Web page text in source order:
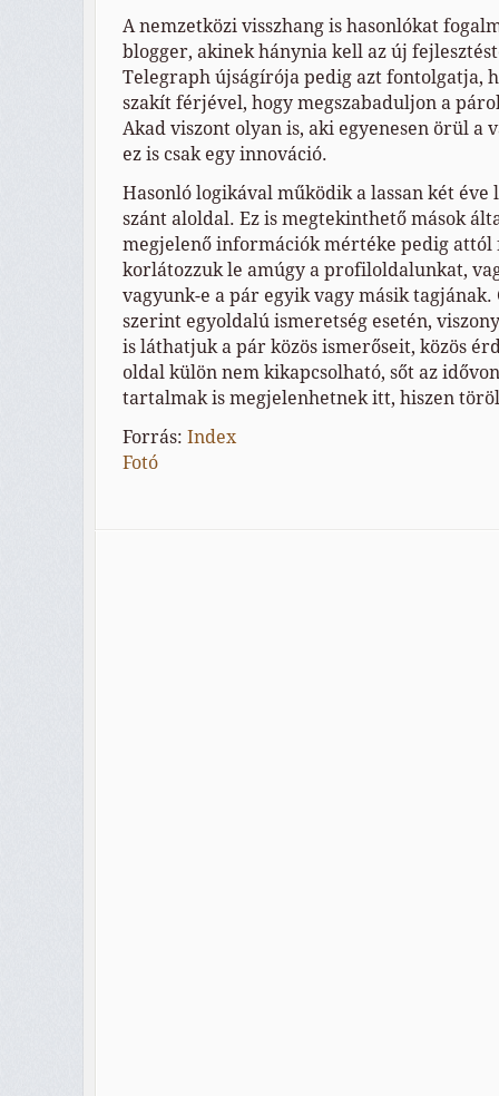
A nemzetközi visszhang is hasonlókat
blogger, akinek hánynia kell az új
Telegraph újságírója pedig azt fontolgatja,
szakít férjével, hogy megszabaduljon a
Akad viszont olyan is, aki egyenesen örül a
ez is csak egy innováció.
Hasonló logikával működik a lassan két éve
szánt aloldal. Ez is megtekinthető mások
megjelenő információk mértéke pedig attól
korlátozzuk le amúgy a profiloldalunkat,
vagyunk-e a pár egyik vagy másik tagjának.
szerint egyoldalú ismeretség esetén,
is láthatjuk a pár közös ismerőseit, közös
oldal külön nem kikapcsolható, sőt az
tartalmak is megjelenhetnek itt, hiszen
Forrás: Index
Fotó